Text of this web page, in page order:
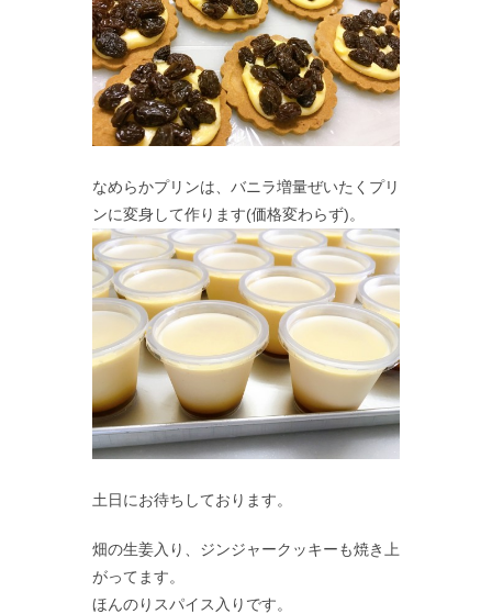
なめらかプリンは、バニラ増量ぜいたくプリ
ンに変身して作ります(価格変わらず)。
土日にお待ちしております。
畑の生姜入り、ジンジャークッキーも焼き上
がってます。
ほんのりスパイス入りです。